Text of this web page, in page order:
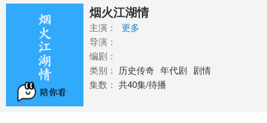
烟火江湖情
主演：
更多
导演：
编剧：
类别： 历史传奇 年代剧 剧情
集数： 共40集/待播